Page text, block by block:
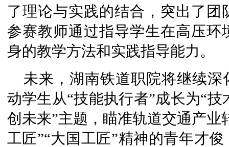
了理论与实践的结合，突出了
参赛教师通过指导学生在高压
身的教学方法和实践指导能力。
未来，湖南铁道职院将继续
动学生从“技能执行者”成长为“
创未来”主题，瞄准轨道交通产
工匠”“大国工匠”精神的青年才